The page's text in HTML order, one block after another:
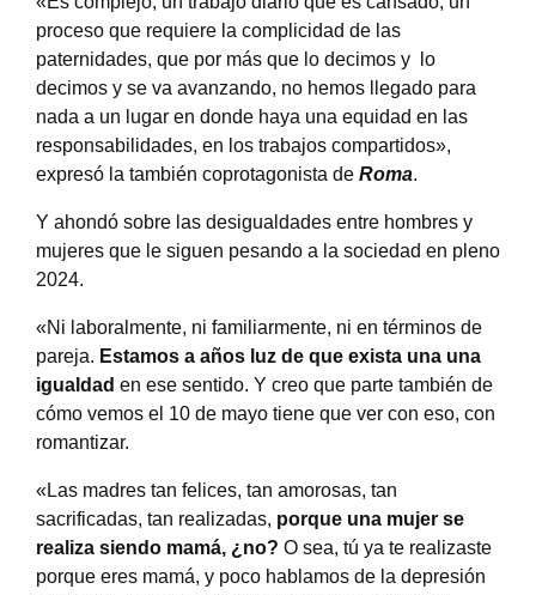
proceso que requiere la complicidad de las
paternidades, que por más que lo decimos y lo
decimos y se va avanzando, no hemos llegado para
nada a un lugar en donde haya una equidad en las
responsabilidades, en los trabajos compartidos»,
expresó la también coprotagonista de Roma.
Y ahondó sobre las desigualdades entre hombres y
mujeres que le siguen pesando a la sociedad en pleno
2024.
«Ni laboralmente, ni familiarmente, ni en términos de
pareja. Estamos a años luz de que exista una una
igualdad en ese sentido. Y creo que parte también de
cómo vemos el 10 de mayo tiene que ver con eso, con
romantizar.
«Las madres tan felices, tan amorosas, tan
sacrificadas, tan realizadas, porque una mujer se
realiza siendo mamá, ¿no? O sea, tú ya te realizaste
porque eres mamá, y poco hablamos de la depresión